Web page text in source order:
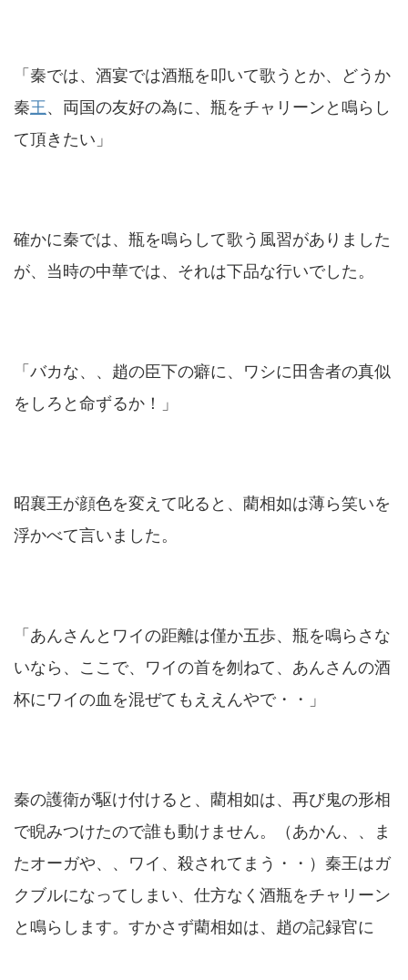
「秦では、酒宴では酒瓶を叩いて歌うとか、どうか
秦王、両国の友好の為に、瓶をチャリーンと鳴らし
て頂きたい」
確かに秦では、瓶を鳴らして歌う風習がありました
が、当時の中華では、それは下品な行いでした。
「バカな、、趙の臣下の癖に、ワシに田舎者の真似
をしろと命ずるか！」
昭襄王が顔色を変えて叱ると、藺相如は薄ら笑いを
浮かべて言いました。
「あんさんとワイの距離は僅か五歩、瓶を鳴らさな
いなら、ここで、ワイの首を刎ねて、あんさんの酒
杯にワイの血を混ぜてもええんやで・・」
秦の護衛が駆け付けると、藺相如は、再び鬼の形相
で睨みつけたので誰も動けません。（あかん、、ま
たオーガや、、ワイ、殺されてまう・・）秦王はガ
クブルになってしまい、仕方なく酒瓶をチャリーン
と鳴らします。すかさず藺相如は、趙の記録官に